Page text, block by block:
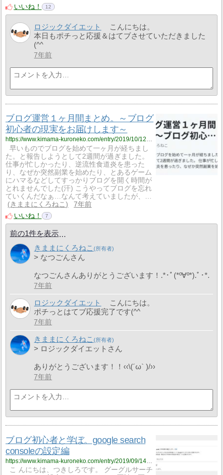
いいね！
12
ロジックダイエット
こんにちは。
本日もポチっと応援＆はてブさせていただきました
(^^ゞ
7年前
ブログ運営１ヶ月間まとめ。～ブログ
初心者の現実をお届けします～
https://www.kimama-kuroneko.com/entry/2019/10/12/210714
早いものでブログを始めて一ヶ月が経ちまし
た。と報告しようとして2週間が過ぎました。
仕事が忙しかったり、逆流性食道炎を患った
り、なぜか突然副業を始めたり、とあるゲーム
にハマるなどしてすっかりブログを開く時間が
とれませんでした(汗) こうやってブログを忘れ
ていくんだなぁ…なんて考えていましたが、…
きままにくろねこ
7年前
いいね！
7
前の1件を表示
きままにくろねこ
> なつごんさん
なつごんさんありがとうございます！.*･ﾟ(*º∀º*).ﾟ･*.
7年前
ロジックダイエット
こんにちは。
ポチっとはてブ応援完了です(^^ゞ
7年前
きままにくろねこ
> ロジックダイエットさん
ありがとうございます！！‹‹\(´ω` )/››
7年前
ブログ初心者と学ぼ。google search
consoleの設定編
こ んにちは、つきしろです。 グーグルサーチ